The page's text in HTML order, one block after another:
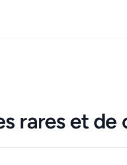
rares et de